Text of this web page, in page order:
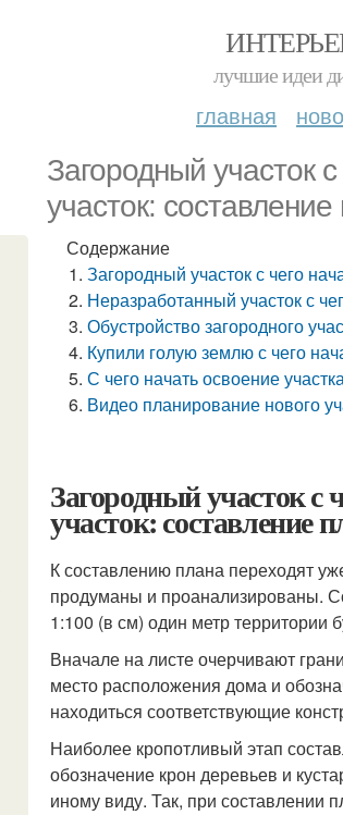
лучшие идеи
главная
Загородный участок
участок:
Содержание
Загородный участок с чего
Неразработанный участок с
Обустройство загородного
Купили голую землю с чего
С чего начать освоение
Видео планирование нового
Загородный участок с
участок: составление
К составлению плана переходят
продуманы и проанализированы.
1:100 (в см) один метр территории
Вначале на листе очерчивают
место расположения дома и
находиться соответствующие
Наиболее кропотливый этап
обозначение крон деревьев и
иному виду. Так, при составлении